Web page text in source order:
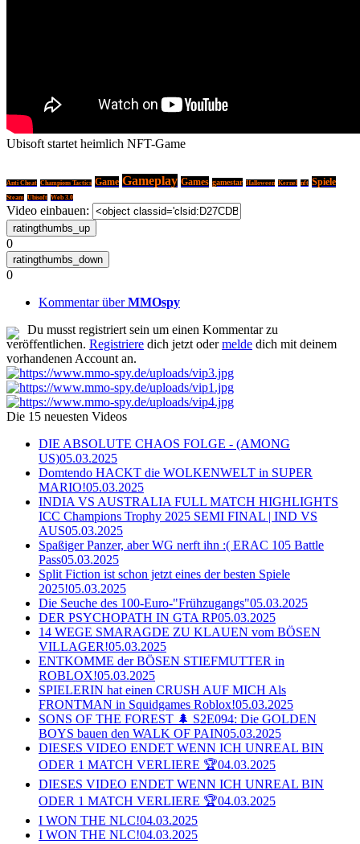
Ubisoft startet heimlich NFT-Game
Anti Cheat Champions Tactics Game Gameplay Games gamestar Halloween Kernel nft Spiele
Steam Ubisoft Web 3.0
Video einbauen:
0
0
Kommentar überMMOspy
Du musst registriert sein um einen Kommentar zu
veröffentlichen. Registriere dich jetzt odermelde dich mit deinem
vorhandenen Account an.
Die 15 neuesten Videos
DIE ABSOLUTE CHAOS FOLGE - (AMONG
US)05.03.2025
Domtendo HACKT die WOLKENWELT in SUPER
MARIO!05.03.2025
INDIA VS AUSTRALIA FULL MATCH HIGHLIGHTS
ICC Champions Trophy 2025 SEMI FINAL | IND VS
AUS05.03.2025
Spaßiger Panzer, aber WG nerft ihn :( ERAC 105 Battle
Pass05.03.2025
Split Fiction ist schon jetzt eines der besten Spiele
2025!05.03.2025
Die Seuche des 100-Euro-"Frühzugangs"05.03.2025
DER PSYCHOPATH IN GTA RP05.03.2025
14 WEGE SMARAGDE ZU KLAUEN vom BÖSEN
VILLAGER!05.03.2025
ENTKOMME der BÖSEN STIEFMUTTER in
ROBLOX!05.03.2025
SPIELERIN hat einen CRUSH AUF MICH Als
FRONTMAN in Squidgames Roblox!05.03.2025
SONS OF THE FOREST 🌲 S2E094: Die GOLDEN
BOYS bauen den WALK OF PAIN05.03.2025
DIESES VIDEO ENDET WENN ICH UNREAL BIN
ODER 1 MATCH VERLIERE 🏆04.03.2025
DIESES VIDEO ENDET WENN ICH UNREAL BIN
ODER 1 MATCH VERLIERE 🏆04.03.2025
I WON THE NLC!04.03.2025
I WON THE NLC!04.03.2025